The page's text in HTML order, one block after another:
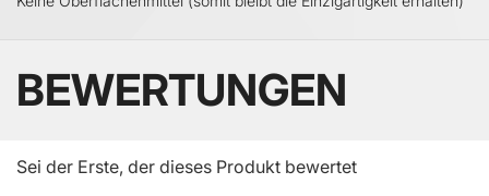
BEWERTUNGEN
Sei der Erste, der dieses Produkt bewertet